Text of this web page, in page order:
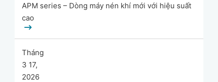
APM series – Dòng máy nén khí mới với hiệu suất
cao
Tháng
3 17,
2026